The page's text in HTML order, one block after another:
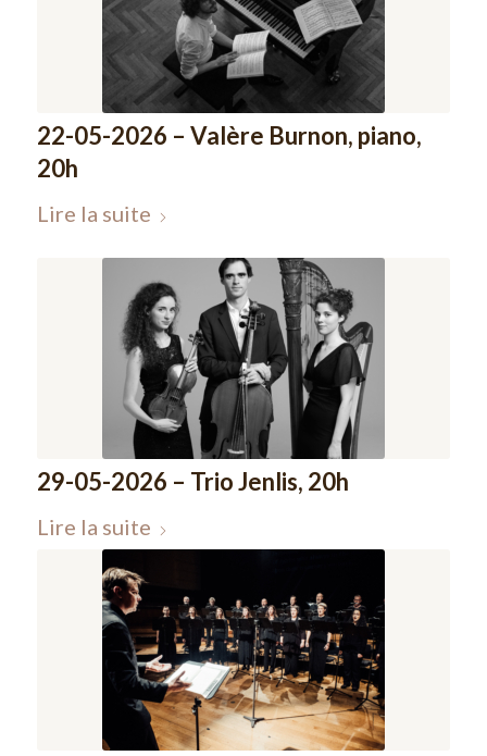
22-05-2026 – Valère Burnon, piano,
20h
Lire la suite
29-05-2026 – Trio Jenlis, 20h
Lire la suite